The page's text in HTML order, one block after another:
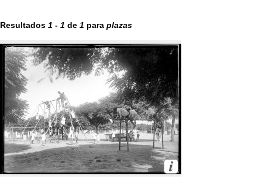
Resultados 1 - 1 de 1 para plazas